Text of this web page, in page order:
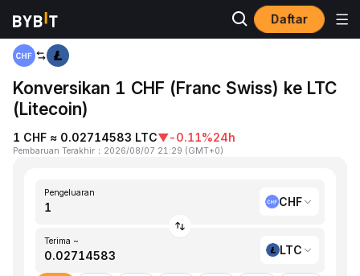
Daftar
Beranda
Konversikan 1 CHF (Franc Swiss) ke LTC
(Litecoin)
1 CHF ≈ 0.02714583 LTC▼-0.11%24h
Pembaruan Terakhir ： 2026/08/07 21:29 (GMT+0)
Pengeluaran
CHF
Terima ~
LTC